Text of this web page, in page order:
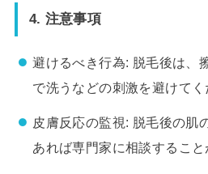
4. 注意事項
避けるべき行為: 脱毛後は、
で洗うなどの刺激を避けてく
皮膚反応の監視: 脱毛後の肌
あれば専門家に相談すること